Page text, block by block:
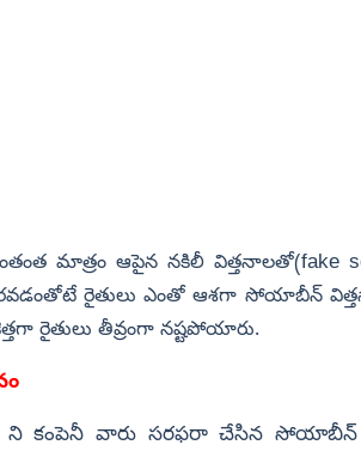
మాత్రం ఆపైన నకిలీ విత్తనాలతో(fake
రైతులు ఎంతో ఆశగా సోయాబీన్
రైతులు తీవ్రంగా నష్టపోయారు.
వారు సరఫరా చేసిన సోయాబీన్